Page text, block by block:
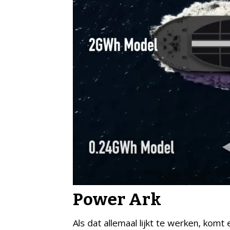
Power Ark
Als dat allemaal lijkt te werken,